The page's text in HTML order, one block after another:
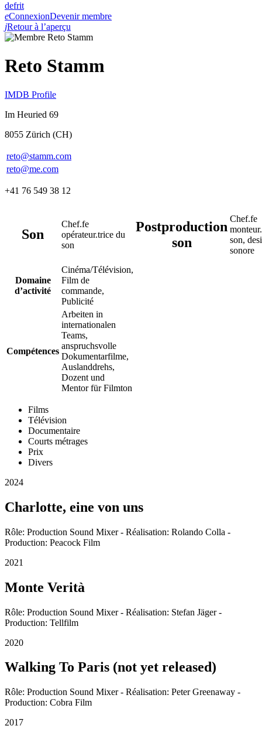
defrit
eConnexionDevenir membre
jRetour à l’aperçu
Reto Stamm
IMDB Profile
Im Heuried 69
8055 Zürich (CH)
reto@stamm.com
reto@me.com
+41 76 549 38 12
Son
Chef.fe
opérateur.trice du
son
Postproduction
son
Chef.fe
son,
sonore
Domaine
d’activité
Cinéma/Télévision,
Film de
commande,
Publicité
Compétences
Arbeiten in
internationalen
Teams,
anspruchsvolle
Dokumentarfilme,
Auslanddrehs,
Dozent und
Mentor für Filmton
Films
Télévision
Documentaire
Courts métrages
Prix
Divers
2024
Charlotte, eine von uns
Rôle: Production Sound Mixer - Réalisation: Rolando Colla -
Production: Peacock Film
2021
Monte Verità
Rôle: Production Sound Mixer - Réalisation: Stefan Jäger -
Production: Tellfilm
2020
Walking To Paris (not yet released)
Rôle: Production Sound Mixer - Réalisation: Peter Greenaway -
Production: Cobra Film
2017